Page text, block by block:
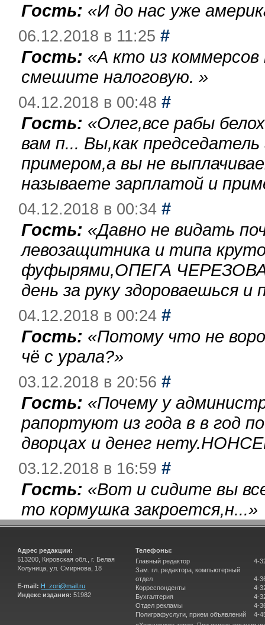
Гость: «И до нас уже
06.12.2018 в 11:25 #
Гость: «А кто из
смешите налоговую. »
04.12.2018 в 00:48 #
Гость: «Олег,все рабы
вам п... Вы,как
примером,а вы не
называете зарплатой и
04.12.2018 в 00:34 #
Гость: «Давно не видать
левозащитника и типа
фуфырями,ОПЕГА
день за руку здороваешься
04.12.2018 в 00:24 #
Гость: «Потому что не
чё с урала?»
03.12.2018 в 20:56 #
Гость: «Почему у
рапортуют из года в в год
дворцах и денег
03.12.2018 в 16:59 #
Гость: «Вот и сидите вы
то кормушка закроется,н...»
Адрес редакции:
613200, Кировская обл., г. Белая
Холуница, ул. Смирнова, 18
E-mail: H_zori@mail.ru
Индекс издания: 51982
Телефоны:
Главный редактор
Зам. гл. редактора, компьютерный
отдел
Корреспонденты
Бухгалтерия
Отдел рекламы
Полиграфуслуги, прием объявлений
4-
4-
4-
4-
4-
4-